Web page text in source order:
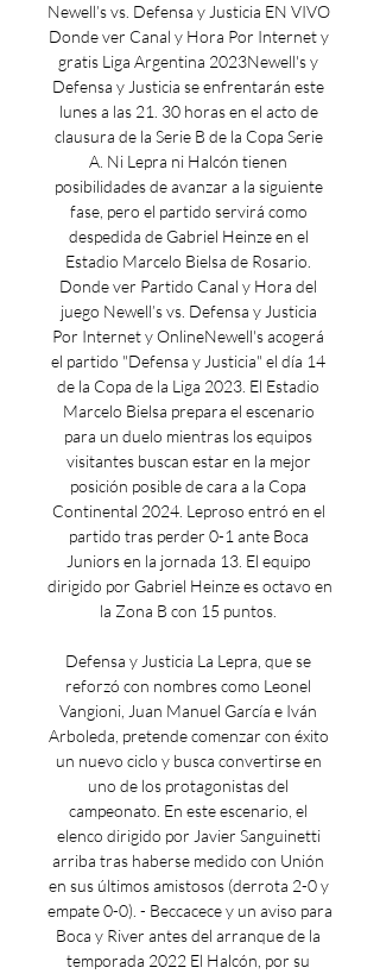
Newell’s vs. Defensa y Justicia EN VIVO
Donde ver Canal y Hora Por Internet y
gratis Liga Argentina 2023Newell's y
Defensa y Justicia se enfrentarán este
lunes a las 21. 30 horas en el acto de
clausura de la Serie B de la Copa Serie
A. Ni Lepra ni Halcón tienen
posibilidades de avanzar a la siguiente
fase, pero el partido servirá como
despedida de Gabriel Heinze en el
Estadio Marcelo Bielsa de Rosario.
Donde ver Partido Canal y Hora del
juego Newell’s vs. Defensa y Justicia
Por Internet y OnlineNewell's acogerá
el partido "Defensa y Justicia" el día 14
de la Copa de la Liga 2023. El Estadio
Marcelo Bielsa prepara el escenario
para un duelo mientras los equipos
visitantes buscan estar en la mejor
posición posible de cara a la Copa
Continental 2024. Leproso entró en el
partido tras perder 0-1 ante Boca
Juniors en la jornada 13. El equipo
dirigido por Gabriel Heinze es octavo en
la Zona B con 15 puntos.
Defensa y Justicia La Lepra, que se
reforzó con nombres como Leonel
Vangioni, Juan Manuel García e Iván
Arboleda, pretende comenzar con éxito
un nuevo ciclo y busca convertirse en
uno de los protagonistas del
campeonato. En este escenario, el
elenco dirigido por Javier Sanguinetti
arriba tras haberse medido con Unión
en sus últimos amistosos (derrota 2-0 y
empate 0-0). - Beccacece y un aviso para
Boca y River antes del arranque de la
temporada 2022 El Halcón, por su